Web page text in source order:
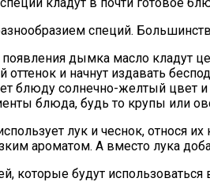
специй.
дымка масло кладут
оттенок и начнут издавать
блюду солнечно-желтый цвет
блюда, будь то крупы или
лук и чеснок,
ароматом. А вместо лука
которые будут использоваться